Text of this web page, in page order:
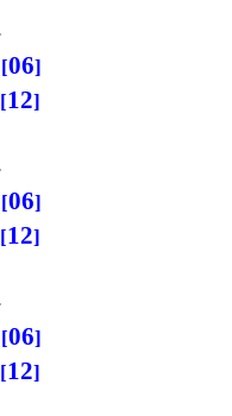
06
12
06
12
06
12